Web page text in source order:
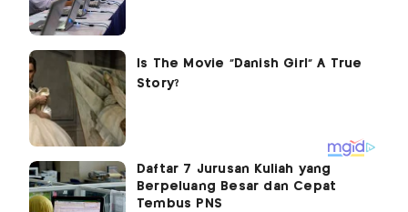
Daftar 7 Jurusan Kuliah yang
Berpeluang Besar dan Cepat
Tembus PNS